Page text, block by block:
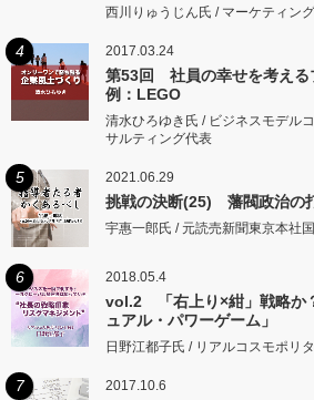
西川りゅうじん氏 / マーケティン
4 2017.03.24
第53回 社員の幸せを考える
例：LEGO
清水ひろゆき氏 / ビジネスモデル
サルティング代表
5 2021.06.29
挑戦の決断(25) 藩閥政治の
宇惠一郎氏 / 元読売新聞東京本社
6 2018.05.4
vol.2 「右上り×紺」戦略か
ュアル・パワーゲーム」
日野江都子氏 / リアルコスモポリ
7 2017.10.6